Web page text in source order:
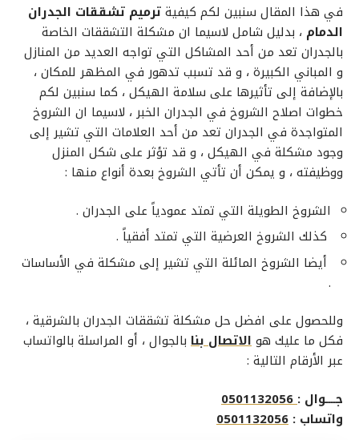
في هذا المقال سنبين لكم كيفيةترميم تشققات الجدران
الدمام ، بدليل شامل لاسيما ان مشكلة التشققات الخاصة
بالجدران تعد من أحد المشاكل التي تواجه العديد من المنازل
و المباني الكبيرة ، و قد تسبب تدهور في المظهر للمكان ،
بالإضافة إلى تأثيرها على سلامة الهيكل ، كما سنبين لكم
خطوات اصلاح الشروخ في الجدران الخبر، لاسيما ان الشروخ
المتواجدة في الجدران تعد من أحد العلامات التي تشير إلى
وجود مشكلة في الهيكل ، و قد تؤثر على شكل المنزل
ووظيفته ، و يمكن أن تأتي الشروخ بعدة أنواع منها :
الشروخ الطويلة التي تمتد عمودياً على الجدران .
كذلك الشروخ العرضية التي تمتد أفقياً .
أيضا الشروخ المائلة التي تشير إلى مشكلة في الأساسات
.
وللحصول على افضل حل مشكلة تشققات الجدران بالشرقية،
فكل ما عليك هوالاتصال بنا بالجوال ، أو المراسلة بالواتساب
عبر الأرقام التالية :
جــــوال :0501132056
واتساب : 0501132056